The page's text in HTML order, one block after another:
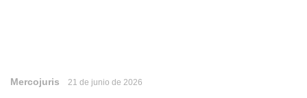
Mercojuris 21 de junio de 2026